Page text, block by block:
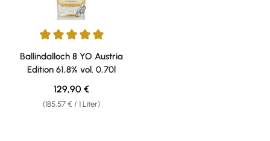
Durchschnittliche Bewertung von 5 von 5 Sternen
Ballindalloch 8 YO Austria
Edition 61,8% vol. 0,70l
(185,57 € / 1 Liter)
Regulärer Preis:
129,90 €